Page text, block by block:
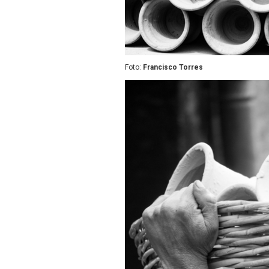
Foto: Francisco Torres